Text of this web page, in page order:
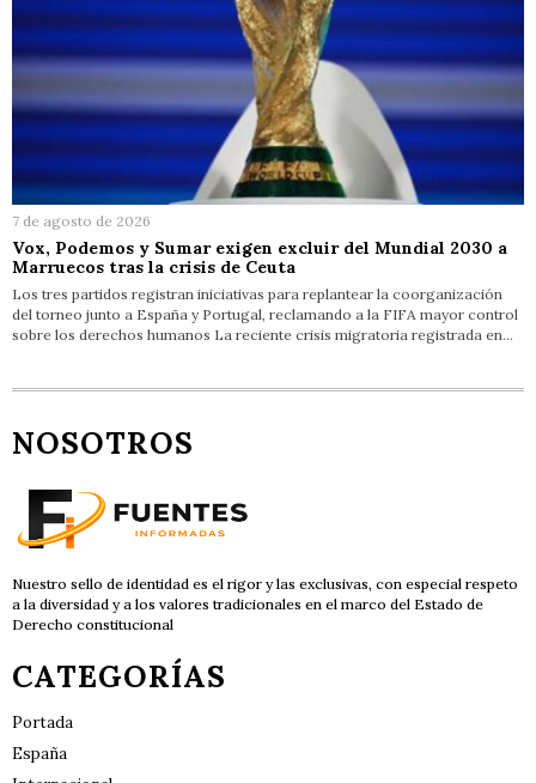
7 de agosto de 2026
Vox, Podemos y Sumar exigen excluir del Mundial 2030 a
Marruecos tras la crisis de Ceuta
Los tres partidos registran iniciativas para replantear la coorganización
del torneo junto a España y Portugal, reclamando a la FIFA mayor control
sobre los derechos humanos La reciente crisis migratoria registrada en…
NOSOTROS
Nuestro sello de identidad es el rigor y las exclusivas, con especial respeto
a la diversidad y a los valores tradicionales en el marco del Estado de
Derecho constitucional
CATEGORÍAS
Portada
España